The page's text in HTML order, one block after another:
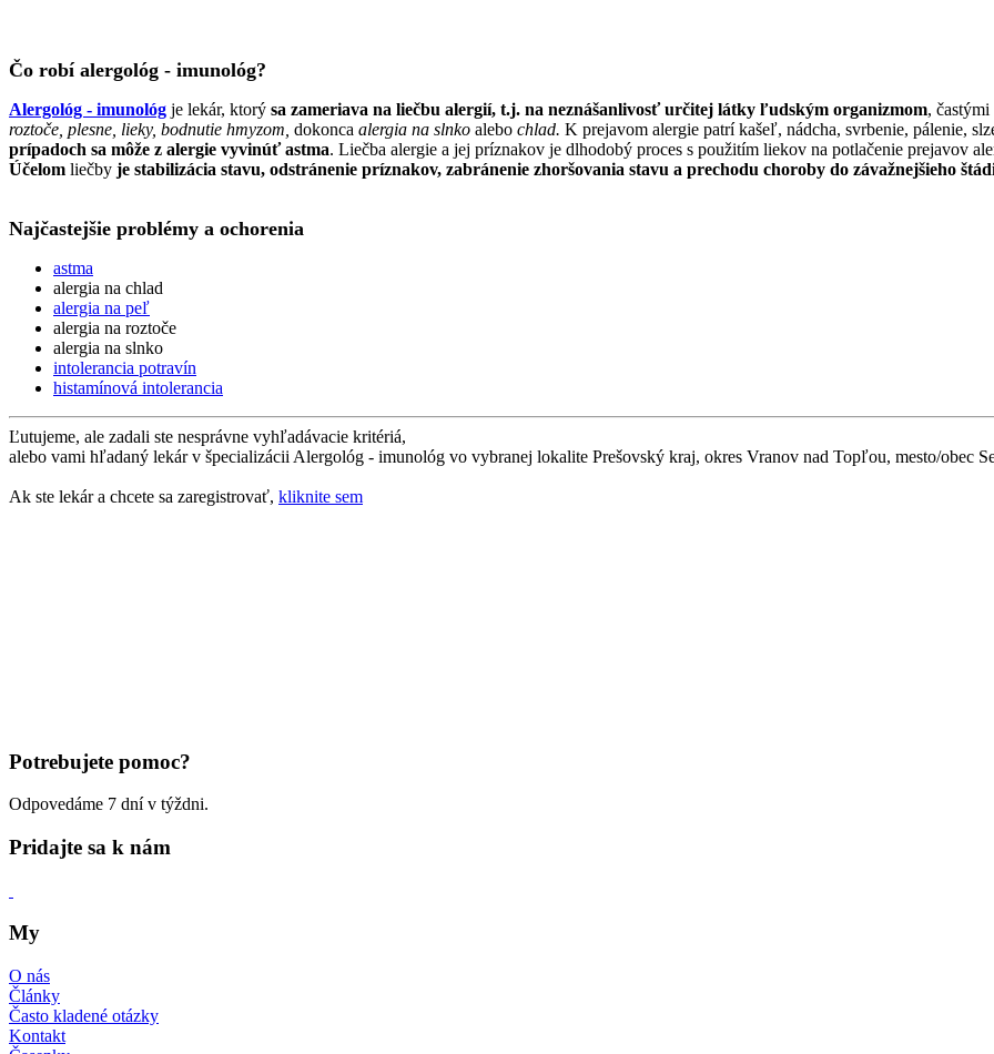
Čo robí alergológ - imunológ?
Alergológ - imunológ je lekár, ktorý sa zameriava na liečbu alergií, t.j. na neznášanlivosť určitej látky ľudským organizmom,
roztoče, plesne, lieky, bodnutie hmyzom, dokonca alergia na slnko alebo chlad. K prejavom alergie patrí kašeľ, nádcha, svrbenie, pálenie,
prípadoch sa môže z alergie vyvinúť astma. Liečba alergie a jej príznakov je dlhodobý proces s použitím liekov na potlačenie prejavov
Účelom liečby je stabilizácia stavu, odstránenie príznakov, zabránenie zhoršovania stavu a prechodu choroby do závažnejšieho
Najčastejšie problémy a ochorenia
astma
alergia na chlad
alergia na peľ
alergia na roztoče
alergia na slnko
intolerancia potravín
histamínová intolerancia
Ľutujeme, ale zadali ste nesprávne vyhľadávacie kritériá,
alebo vami hľadaný lekár v špecializácii Alergológ - imunológ vo vybranej lokalite Prešovský kraj, okres Vranov nad Topľou, mesto/obec
Ak ste lekár a chcete sa zaregistrovať, kliknite sem
Potrebujete pomoc?
Odpovedáme 7 dní v týždni.
Pridajte sa k nám
My
O nás
Články
Často kladené otázky
Kontakt